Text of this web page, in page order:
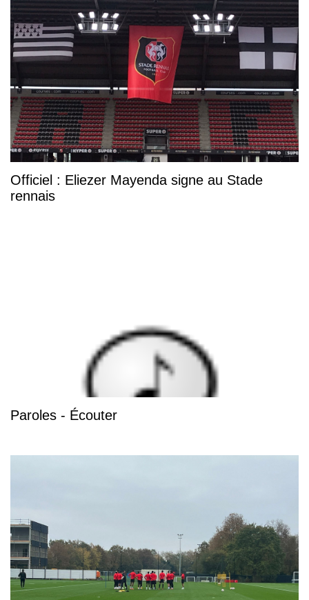
Officiel : Eliezer Mayenda signe au Stade
rennais
Paroles - Écouter